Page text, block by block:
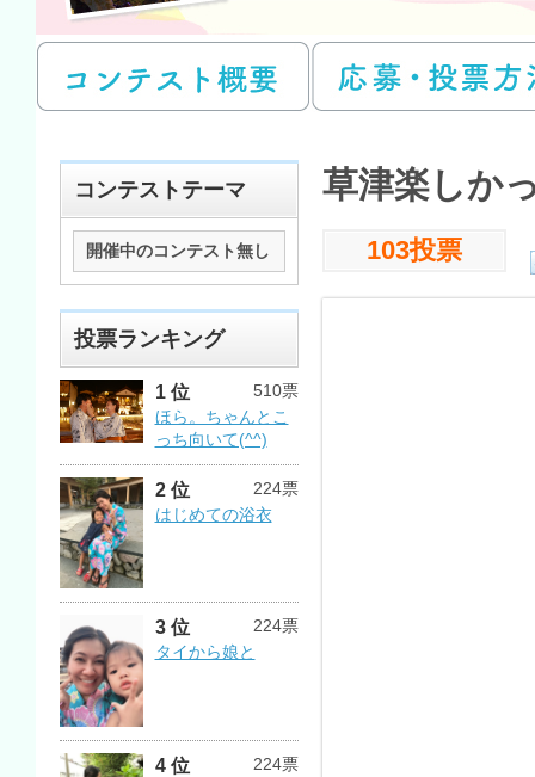
コンテストテーマ
開催中のコンテスト無し
投票ランキング
1 位
510票
ほら。ちゃんとこ
っち向いて(^^)
2 位
224票
はじめての浴衣
3 位
224票
タイから娘と
4 位
224票
草津楽しか
103投票